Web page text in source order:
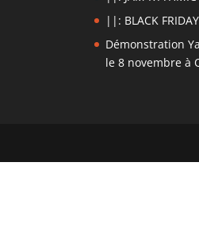
||: BLACK
Démonstration
le 8 novembre à